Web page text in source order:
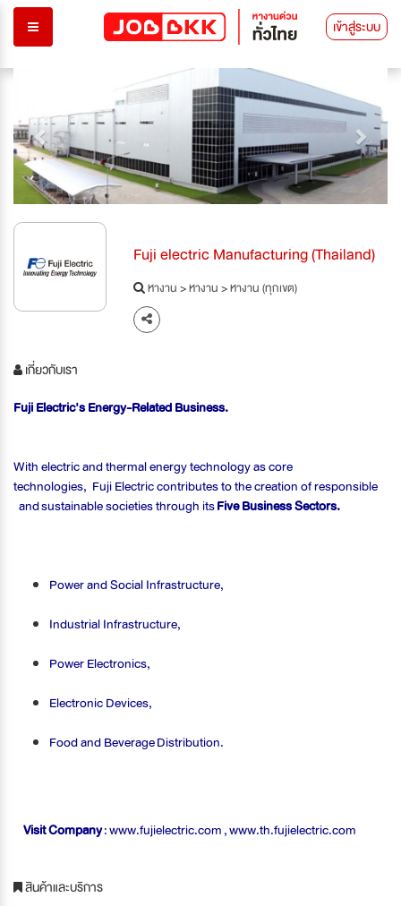
เข้าสู่ระบบ
Fuji electric Manufacturing (Thailand)
หางาน>หางาน>หางาน (ทุกเขต)
เกี่ยวกับเรา
Fuji Electric's Energy-Related Business.
With electric and thermal energy technology as core
technologies, Fuji Electric contributes to the creation of responsible
and sustainable societies through itsFive Business Sectors.
Power and Social Infrastructure,
Industrial Infrastructure,
Power Electronics,
Electronic Devices,
Food and Beverage Distribution.
Visit Company: www.fujielectric.com , www.th.fujielectric.com
สินค้าและบริการ